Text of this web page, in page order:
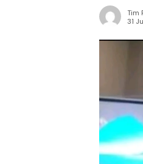
Tim
31